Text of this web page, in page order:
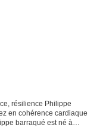
résilience Philippe
en cohérence cardiaque
barraqué est né à